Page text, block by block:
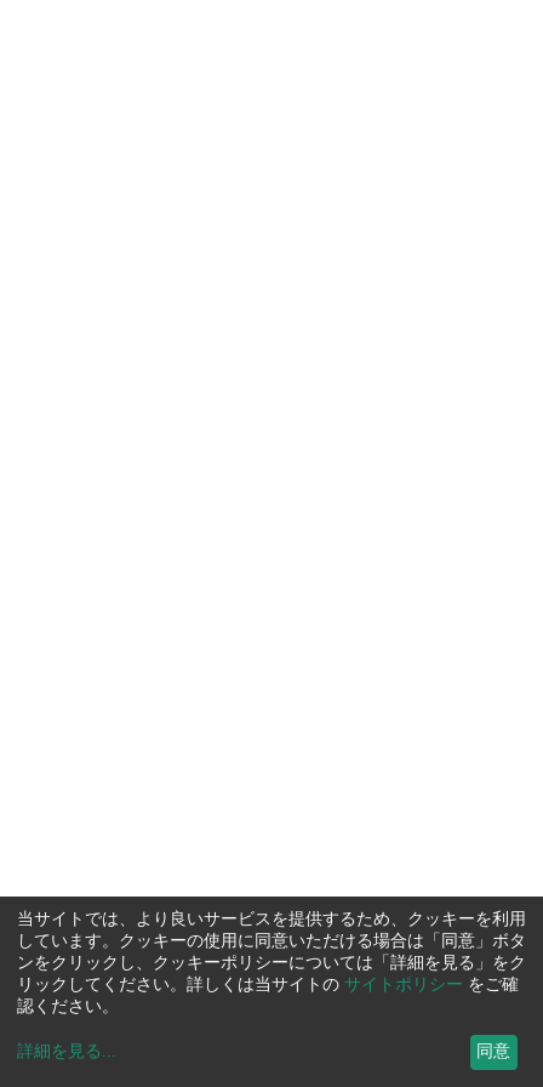
当サイトでは、より良いサービスを提供するため、クッキーを利用
しています。クッキーの使用に同意いただける場合は「同意」ボタ
ンをクリックし、クッキーポリシーについては「詳細を見る」をク
リックしてください。詳しくは当サイトの サイトポリシー をご確
認ください。
詳細を見る ... 同意